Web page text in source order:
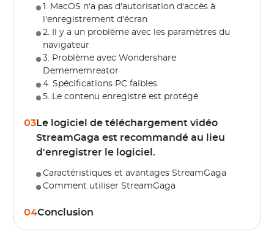
1. MacOS n'a pas d'autorisation d'accès à
l'enregistrement d'écran
2. Il y a un problème avec les paramètres du
navigateur
3. Problème avec Wondershare
Demememreator
4. Spécifications PC faibles
5. Le contenu enregistré est protégé
03Le logiciel de téléchargement vidéo
StreamGaga est recommandé au lieu
d'enregistrer le logiciel.
Caractéristiques et avantages StreamGaga
Comment utiliser StreamGaga
04Conclusion